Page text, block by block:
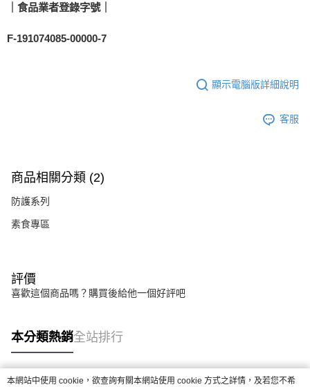
｜食品業者登錄字號｜
F-191074085-00000-7
顯示電腦版詳細說明
客服
商品相關分類 (2)
防護系列
素食專區
評價
喜歡這個商品嗎？購買後給他一個好評吧
本分類熱銷全站排行
本網站中使用 cookie，欲查詢有關本網站使用 cookie 方式之詳情，及若您不希